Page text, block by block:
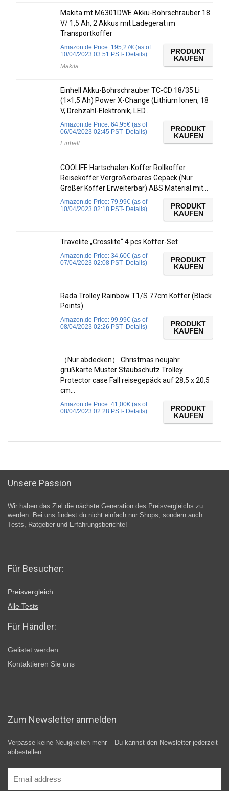
Makita mt M6301DWE Akku-Bohrschrauber 18
V/ 1,5 Ah, 2 Akkus mit Ladegerät im
Transportkoffer
Amazon.de Price: 195,27€ (as of
10/04/2023 03:51 PST- Details)
Makita
PRODUKT
KAUFEN
Einhell Akku-Bohrschrauber TC-CD 18/35 Li
(1×1,5 Ah) Power X-Change (Lithium Ionen, 18
V, Drehzahl-Elektronik, LED…
Amazon.de Price: 64,95€ (as of
06/04/2023 02:45 PST- Details)
Einhell
PRODUKT
KAUFEN
COOLIFE Hartschalen-Koffer Rollkoffer
Reisekoffer Vergrößerbares Gepäck (Nur
Großer Koffer Erweiterbar) ABS Material mit…
Amazon.de Price: 79,99€ (as of
10/04/2023 02:18 PST- Details)
PRODUKT
KAUFEN
Travelite „Crosslite“ 4 pcs Koffer-Set
Amazon.de Price: 34,60€ (as of
07/04/2023 02:08 PST- Details)
PRODUKT
KAUFEN
Rada Trolley Rainbow T1/S 77cm Koffer (Black
Points)
Amazon.de Price: 99,99€ (as of
08/04/2023 02:26 PST- Details)
PRODUKT
KAUFEN
（Nur abdecken） Christmas neujahr
grußkarte Muster Staubschutz Trolley
Protector case Fall reisegepäck auf 28,5 x 20,5
cm…
Amazon.de Price: 41,00€ (as of
08/04/2023 02:28 PST- Details)
PRODUKT
KAUFEN
Unsere Passion
Wir haben das Ziel die nächste Generation des Preisvergleichs zu
werden. Bei uns findest du nicht einfach nur Shops, sondern auch
Tests, Ratgeber und Erfahrungsberichte!
Für Besucher:
Preisvergleich
Alle Tests
Für Händler:
Gelistet werden
Kontaktieren Sie uns
Zum Newsletter anmelden
Verpasse keine Neuigkeiten mehr – Du kannst den Newsletter jederzeit
abbestellen